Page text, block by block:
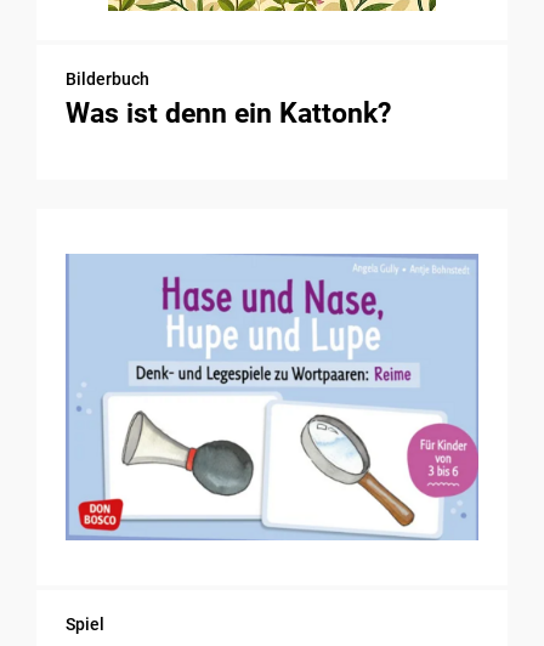
Bilderbuch
Was ist denn ein Kattonk?
Spiel